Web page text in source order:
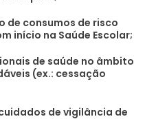
de consumos de risco
início na Saúde Escolar;
de saúde no âmbito
(ex.: cessação
de vigilância de